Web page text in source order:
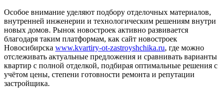
Особое внимание уделяют подбору отделочных материалов,
внутренней инженерии и технологическим решениям внутри
новых домов. Рынок новостроек активно развивается
благодаря таким платформам, как сайт новостроек
Новосибирска www.kvartiry-ot-zastroyshchika.ru, где можно
отслеживать актуальные предложения и сравнивать варианты
квартир с полной отделкой, подбирая оптимальные решения с
учётом цены, степени готовности ремонта и репутации
застройщика.